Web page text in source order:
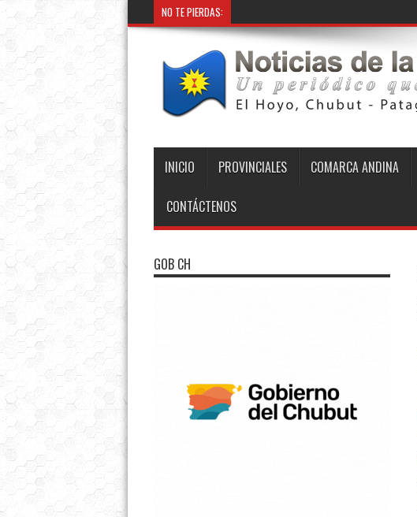
NO TE PIERDAS:
INICIO PROVINCIALES COMARCA ANDINA
CONTÁCTENOS
GOB CH